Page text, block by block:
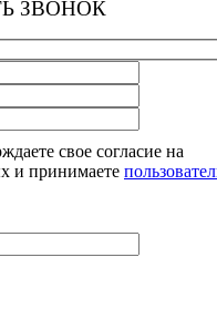
ЗВОНОК
свое согласие на
и принимаете